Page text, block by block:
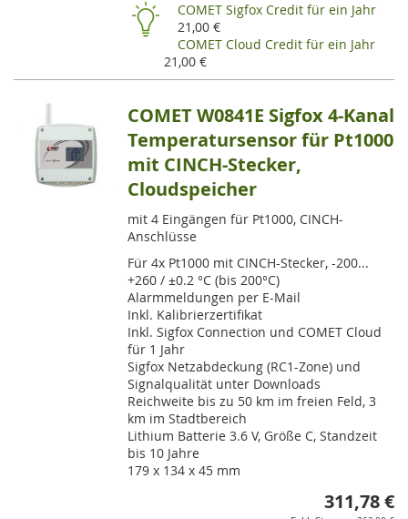
COMET Sigfox Credit für ein Jahr
21,00 €
COMET Cloud Credit für ein Jahr
21,00 €
COMET W0841E Sigfox 4-Kanal
Temperatursensor für Pt1000
mit CINCH-Stecker,
Cloudspeicher
mit 4 Eingängen für Pt1000, CINCH-
Anschlüsse
Für 4x Pt1000 mit CINCH-Stecker, -200...
+260 / ±0.2 °C (bis 200°C)
Alarmmeldungen per E-Mail
Inkl. Kalibrierzertifikat
Inkl. Sigfox Connection und COMET Cloud
für 1 Jahr
Sigfox Netzabdeckung (RC1-Zone) und
Signalqualität unter Downloads
Reichweite bis zu 50 km im freien Feld, 3
km im Stadtbereich
Lithium Batterie 3.6 V, Größe C, Standzeit
bis 10 Jahre
179 x 134 x 45 mm
311,78 €